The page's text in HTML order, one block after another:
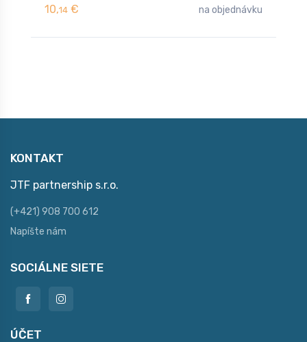
10,14 € na objednávku
KONTAKT
JTF partnership s.r.o.
(+421) 908 700 612
Napíšte nám
SOCIÁLNE SIETE
ÚČET